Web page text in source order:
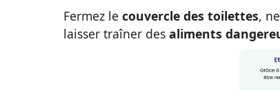
Fermez le couvercle des toilettes,
laisser traîner des aliments